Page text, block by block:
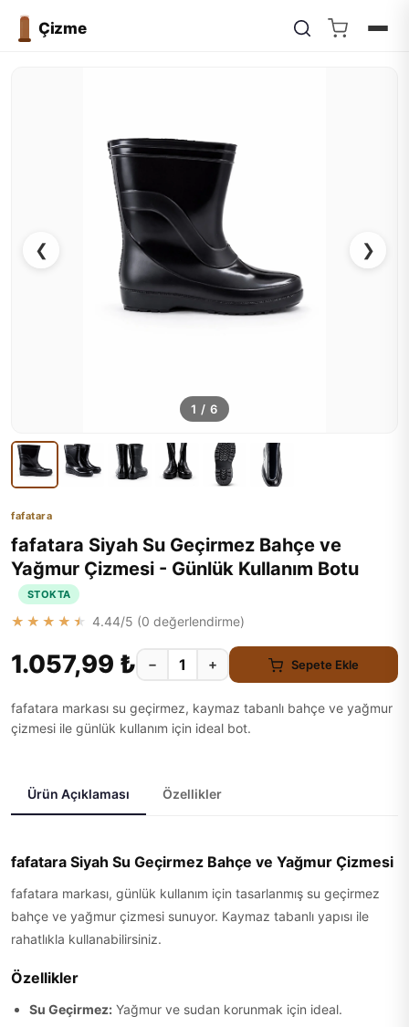
Çizme
❮ ❯
1 / 6
fafatara
fafatara Siyah Su Geçirmez Bahçe ve
Yağmur Çizmesi - Günlük Kullanım Botu
STOKTA
★★★★★ 4.44/5 (0 değerlendirme)
1.057,99 ₺ − + Sepete Ekle
fafatara markası su geçirmez, kaymaz tabanlı bahçe ve yağmur
çizmesi ile günlük kullanım için ideal bot.
Ürün Açıklaması Özellikler
fafatara Siyah Su Geçirmez Bahçe ve Yağmur Çizmesi
fafatara markası, günlük kullanım için tasarlanmış su geçirmez
bahçe ve yağmur çizmesi sunuyor. Kaymaz tabanlı yapısı ile
rahatlıkla kullanabilirsiniz.
Özellikler
Su Geçirmez: Yağmur ve sudan korunmak için ideal.